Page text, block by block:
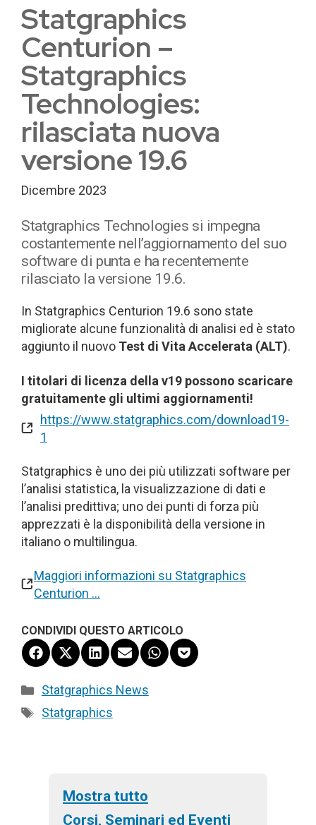
Statgraphics
Centurion –
Statgraphics
Technologies:
rilasciata nuova
versione 19.6
Dicembre 2023
Statgraphics Technologies si impegna
costantemente nell’aggiornamento del suo
software di punta e ha recentemente
rilasciato la versione 19.6.
In Statgraphics Centurion 19.6 sono state
migliorate alcune funzionalità di analisi ed è stato
aggiunto il nuovo Test di Vita Accelerata (ALT).
I titolari di licenza della v19 possono scaricare
gratuitamente gli ultimi aggiornamenti!
https://www.statgraphics.com/download19-
1
Statgraphics è uno dei più utilizzati software per
l’analisi statistica, la visualizzazione di dati e
l’analisi predittiva; uno dei punti di forza più
apprezzati è la disponibilità della versione in
italiano o multilingua.
Maggiori informazioni su Statgraphics
Centurion …
CONDIVIDI QUESTO ARTICOLO
Share
on
Facebook
Share
on
(Twitter)
Share
on
LinkedIn
Share
on
Share
on
Share
on
Categorie
Statgraphics News
Tag
Statgraphics
Mostra tutto
Corsi, Seminari ed Eventi